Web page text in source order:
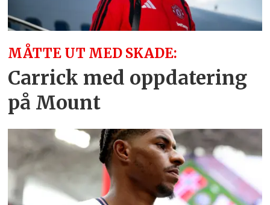
MÅTTE UT MED SKADE:
Carrick med oppdatering
på Mount